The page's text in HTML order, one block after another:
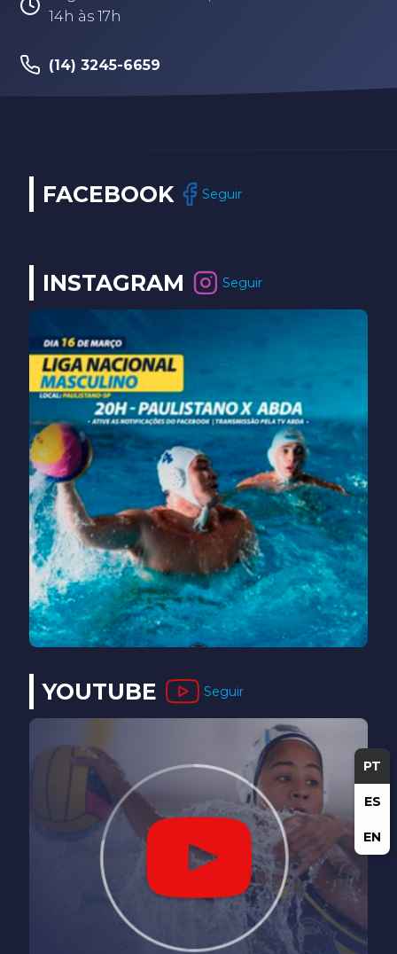
PT
ES
EN
14h às 17h
(14) 3245-6659
FACEBOOK Seguir
INSTAGRAM Seguir
YOUTUBE Seguir